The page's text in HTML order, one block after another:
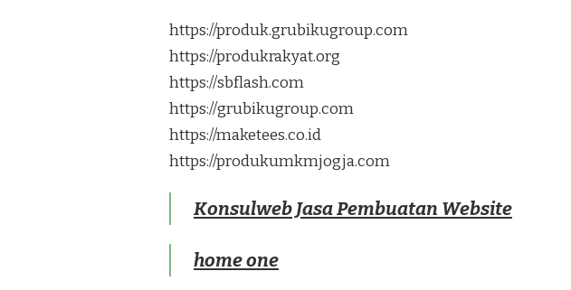
https://produk.grubikugroup.com
https://produkrakyat.org
https://sbflash.com
https://grubikugroup.com
https://maketees.co.id
https://produkumkmjogja.com
Konsulweb Jasa Pembuatan Website
home one